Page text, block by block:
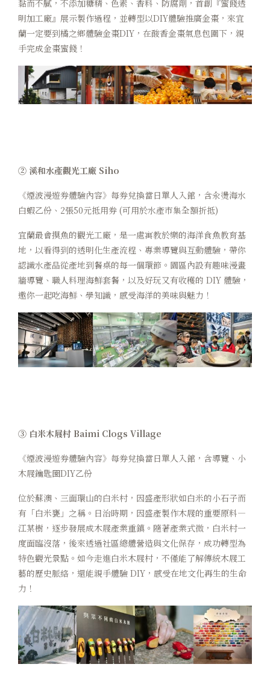
黏而不膩，不添加糖精、色素、香料、防腐劑，首創『蜜餞透
明加工廠』展示製作過程，並轉型以DIY體驗推廣金棗，來宜
蘭一定要到橘之鄉體驗金棗DIY，在酸香金棗氣息包圍下，親
手完成金棗蜜餞！
② 溪和水產觀光工廠 Siho
《煙波漫遊券體驗內容》每券兌換當日單人入館，含汆燙海水
白蝦乙份、2張50元抵用券 (可用於水產市集全額折抵)
宜蘭最會摸魚的觀光工廠，是一處寓教於樂的海洋食魚教育基
地，以看得到的透明化生產流程、專業導覽與互動體驗，帶你
認識水產品從產地到餐桌的每一個環節。園區內設有趣味漫畫
牆導覽、職人料理海鮮套餐，以及好玩又有收穫的 DIY 體驗，
邀你一起吃海鮮、學知識，感受海洋的美味與魅力！
③ 白米木屐村 Baimi Clogs Village
《煙波漫遊券體驗內容》每券兌換當日單人入館，含導覽、小
木屐鑰匙圈DIY乙份
位於蘇澳、三面環山的白米村，因盛產形狀如白米的小石子而
有「白米甕」之稱。日治時期，因盛產製作木屐的重要原料—
江某樹，逐步發展成木屐產業重鎮。隨著產業式微，白米村一
度面臨沒落，後來透過社區總體營造與文化保存，成功轉型為
特色觀光景點。如今走進白米木屐村，不僅能了解傳統木屐工
藝的歷史脈絡，還能親手體驗 DIY，感受在地文化再生的生命
力！